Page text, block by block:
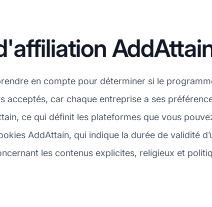
en compte pour déterminer si le
car chaque entreprise a ses
ce qui définit les plateformes que vous
AddAttain, qui indique la durée de validité
les contenus explicites, religieux et